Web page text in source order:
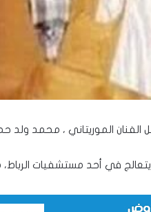
الموريتاني ، محمد ولد
في أحد مستشفيات